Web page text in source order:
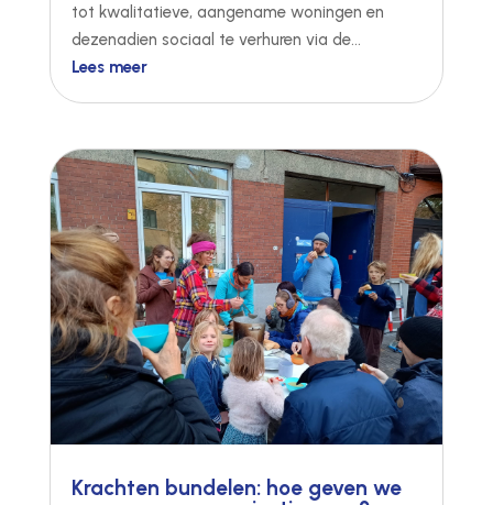
tot kwalitatieve, aangename woningen en
dezenadien sociaal te verhuren via de...
Lees meer
Krachten bundelen: hoe geven we